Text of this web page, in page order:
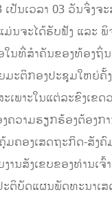
ເປັນເວລາ 03 ວັນຈິ່ງຈ
ນຈະໄດ້ຮັບຟັງ ແລະ ພິ
ໃນທີ່ສໍາຄັນຂອງທ້ອງຖິ່
ມະຕິກອງປະຊຸມໃຫຍ່ຄັ້
ເພາະໃນແຕ່ລະຂົງເຂດ
ຄວາມຮຽກຮ້ອງຕ້ອງກ
ມຄອງເສດຖະກິດ-ສັງຄົ
ານສັງເຂບຂອງທ່ານເ
ະຕິບັດແຜນພັດທະນາເ